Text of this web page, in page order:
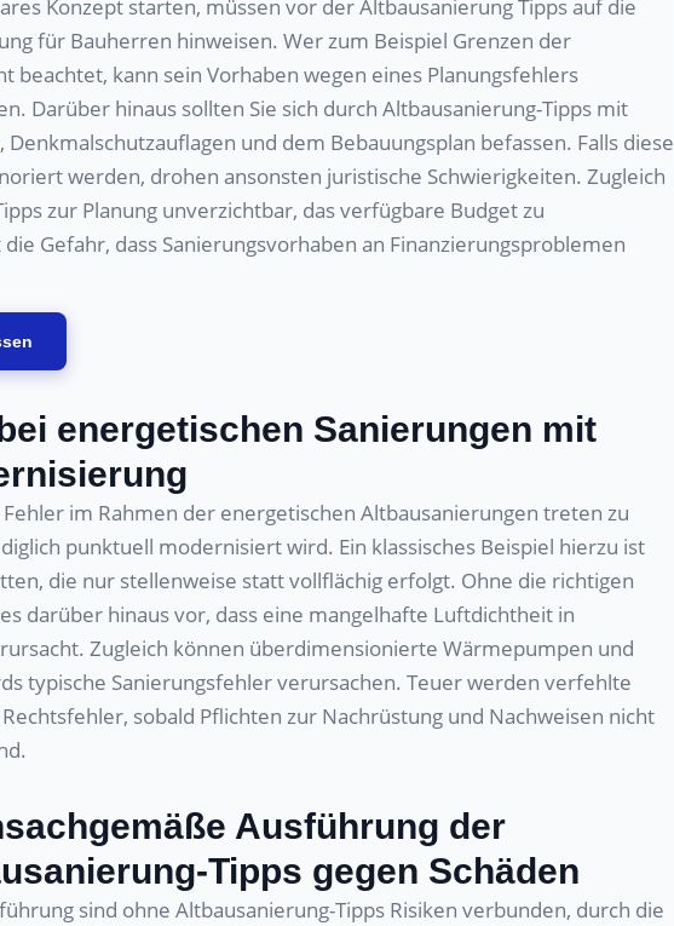
Konzept starten, müssen vor der Altbausanierung Tipps auf die
für Bauherren hinweisen. Wer zum Beispiel Grenzen der
beachtet, kann sein Vorhaben wegen eines Planungsfehlers
Darüber hinaus sollten Sie sich durch Altbausanierung-Tipps mit
und dem Bebauungsplan befassen. Falls diese
werden, drohen ansonsten juristische Schwierigkeiten. Zugleich
zur Planung unverzichtbar, das verfügbare Budget zu
Gefahr, dass Sanierungsvorhaben an Finanzierungsproblemen
energetischen Sanierungen mit
im Rahmen der energetischen Altbausanierungen treten zu
punktuell modernisiert wird. Ein klassisches Beispiel hierzu ist
die nur stellenweise statt vollflächig erfolgt. Ohne die richtigen
darüber hinaus vor, dass eine mangelhafte Luftdichtheit in
Zugleich können überdimensionierte Wärmepumpen und
typische Sanierungsfehler verursachen. Teuer werden verfehlte
sobald Pflichten zur Nachrüstung und Nachweisen nicht
Ausführung der
Tipps gegen Schäden
sind ohne Altbausanierung-Tipps Risiken verbunden, durch die